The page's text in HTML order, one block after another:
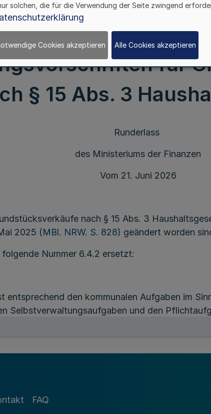
Sechste
für
§ 15 Abs. 3
Runderlass
des Ministeriums der Finanzen
Vom 21. Juni 2026
nach § 15 Abs. 3
2025 (MBl. NRW. S. 828) geändert worden
Nummer 6.4.2 ersetzt:
entsprechend den kommunalen Aufgaben im
Selbstverwaltungsaufgaben und den
von der Kommune selbst auf dem
an Dritte kann ebenfalls der Erfüllung
Die grundstücksverwaltende Stelle kann sich
FAQ
solchen, die für die Verwendung der Seite zwingend
Cookies akzeptieren Alle Cookies akzeptieren